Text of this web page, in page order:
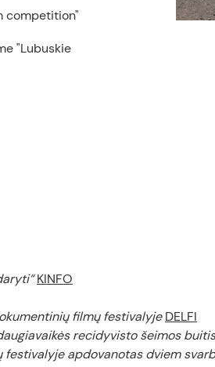
competition"
"Lubuskie
KINFO
filmų festivalyje DELFI
recidyvisto šeimos
festivalyje apdovanotas dviem